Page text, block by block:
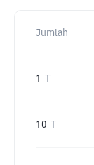
Jumlah
1
10